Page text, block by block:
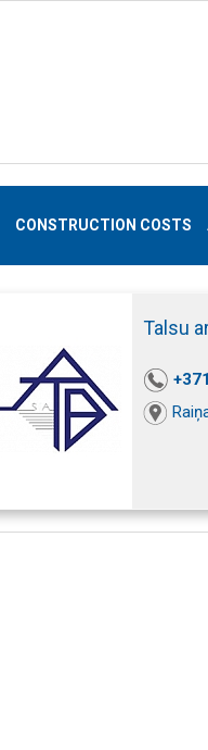
CONSTRUCTION COSTS
Talsu